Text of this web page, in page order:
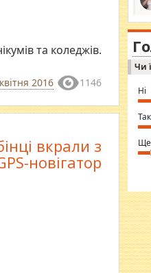
та коледжів.
2016 1146
вкрали з
новігатор
ми
in
⇒
Чи
Ні
Так
Ще